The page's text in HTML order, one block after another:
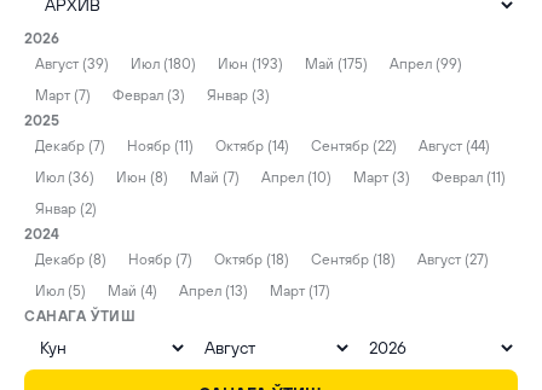
2026
Август (39)
Июл (180) Июн (193) Май (175)
Апрел (99)
Март (7)
Феврал (3)
Январ (3)
2025
Декабр (7)
Ноябр (11) Октябр (14) Сентябр (22)
Август (44)
Июл (36)
Июн (8) Май (7) Апрел (10) Март (3)
Феврал (11)
Январ (2)
2024
Декабр (8)
Ноябр (7) Октябр (18) Сентябр (18)
Август (27)
Июл (5)
Май (4) Апрел (13)
Март (17)
САНАГА ЎТИШ